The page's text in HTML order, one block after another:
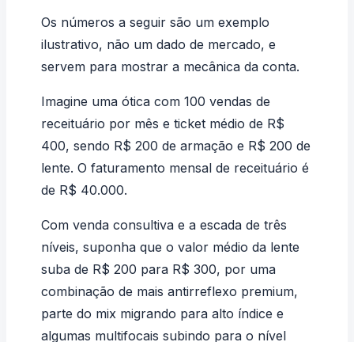
Os números a seguir são um exemplo
ilustrativo, não um dado de mercado, e
servem para mostrar a mecânica da conta.
Imagine uma ótica com 100 vendas de
receituário por mês e ticket médio de R$
400, sendo R$ 200 de armação e R$ 200 de
lente. O faturamento mensal de receituário é
de R$ 40.000.
Com venda consultiva e a escada de três
níveis, suponha que o valor médio da lente
suba de R$ 200 para R$ 300, por uma
combinação de mais antirreflexo premium,
parte do mix migrando para alto índice e
algumas multifocais subindo para o nível